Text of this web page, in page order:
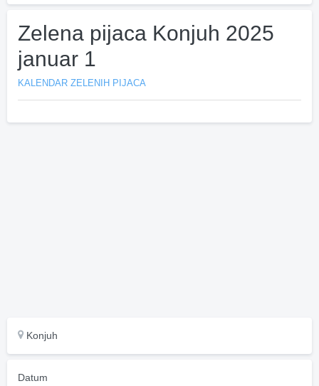
Zelena pijaca Konjuh 2025
januar 1
KALENDAR ZELENIH PIJACA
Konjuh
Datum